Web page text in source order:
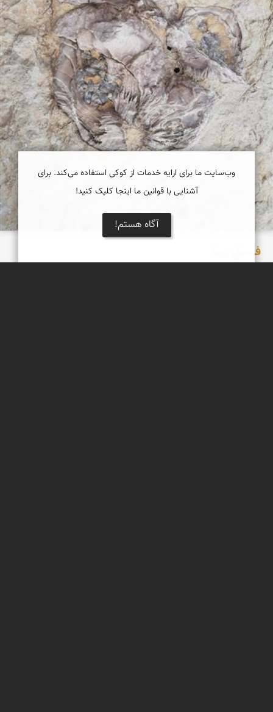
فسیل زیبا
وب‌سایت ما برای ارایه خدمات از کوکی استفاده می‌کند. برای
آشنایی با قوانین ما اینجا کلیک کنید!
آگاه هستم!